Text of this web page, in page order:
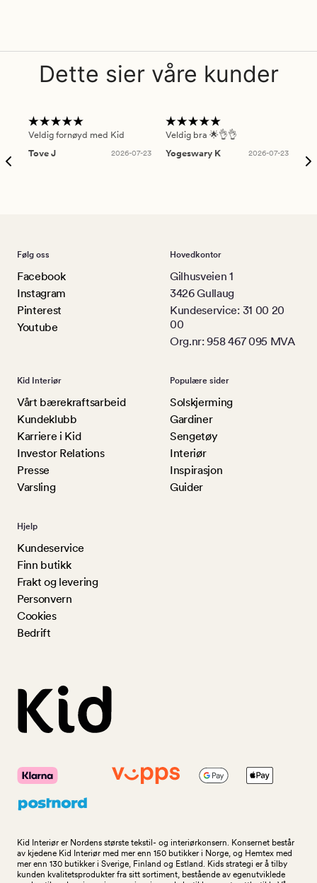
Dette sier våre kunder
Veldig fornøyd med Kid
Tove J
2026-07-23
Veldig bra 🌟👌👌
Yogeswary K
2026-07-23
Følg oss
Facebook
Instagram
Pinterest
Youtube
Hovedkontor
Gilhusveien 1
3426 Gullaug
Kundeservice: 31 00 20
00
Org.nr: 958 467 095 MVA
Kid Interiør
Vårt bærekraftsarbeid
Kundeklubb
Karriere i Kid
Investor Relations
Presse
Varsling
Populære sider
Solskjerming
Gardiner
Sengetøy
Interiør
Inspirasjon
Guider
Hjelp
Kundeservice
Finn butikk
Frakt og levering
Personvern
Cookies
Bedrift
Kid Interiør er Nordens største tekstil- og interiørkonsern. Konsernet består
av kjedene Kid Interiør med mer enn 150 butikker i Norge, og Hemtex med
mer enn 130 butikker i Sverige, Finland og Estland. Kids strategi er å tilby
kunden kvalitetsprodukter fra sitt sortiment, bestående av egenutviklede